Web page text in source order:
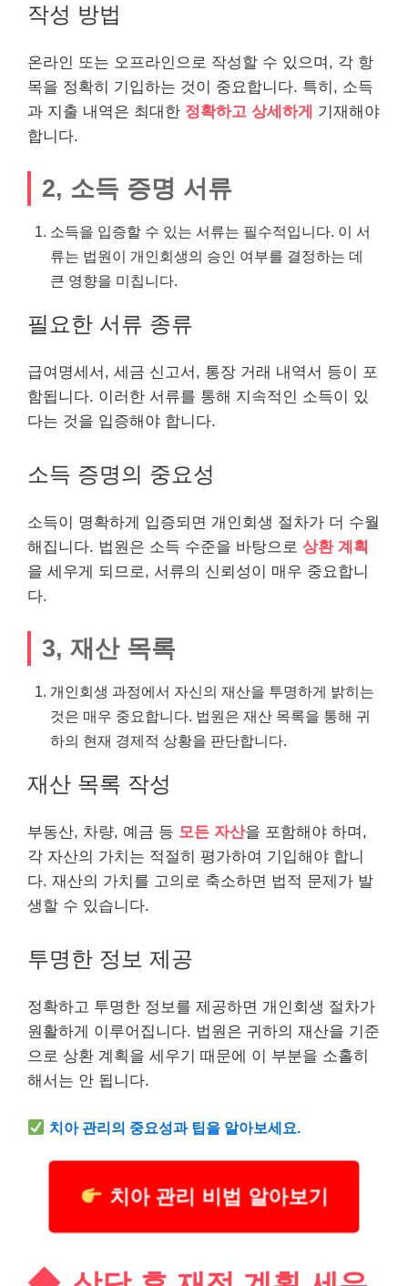
작성 방법
온라인 또는 오프라인 으로 작성할 수 있으며, 각 항
목을 정확히 기입하는 것이 중요합니다. 특히, 소득
과 지출 내역은 최대한 정확하고 상세하게
기재해야
합니다.
2, 소득 증명 서류
소득을 입증할 수 있는 서류는 필수적입니다. 이 서
류는 법원이 개인회생의 승인 여부를 결정하는 데
큰 영향을 미칩니다.
필요한 서류 종류
급여명세서, 세금 신고서, 통장 거래 내역서 등이 포
함됩니다. 이러한 서류를 통해 지속적인 소득이 있
다는 것을 입증해야 합니다.
소득 증명의 중요성
소득이 명확하게 입증되면 개인회생 절차가 더 수월
해집니다. 법원은 소득 수준을 바탕으로 상환 계획
을 세우게 되므로, 서류의 신뢰성이 매우 중요합니
다.
3, 재산 목록
개인회생 과정에서 자신의 재산을 투명하게 밝히는
것은 매우 중요합니다. 법원은 재산 목록을 통해 귀
하의 현재 경제적 상황을 판단합니다.
재산 목록 작성
부동산, 차량, 예금 등 모든 자산을 포함해야 하며,
각 자산의 가치는 적절히 평가하여 기입해야 합니
다. 재산의 가치를 고의로 축소하면 법적 문제가 발
생할 수 있습니다.
투명한 정보 제공
정확하고 투명한 정보를 제공하면 개인회생 절차가
원활하게 이루어집니다. 법원은 귀하의 재산을 기준
으로 상환 계획을 세우기 때문에 이 부분을 소홀히
해서는 안 됩니다.
치아관리의 중요성과 팁을 알아보세요.
치아 관리 비법 알아보기